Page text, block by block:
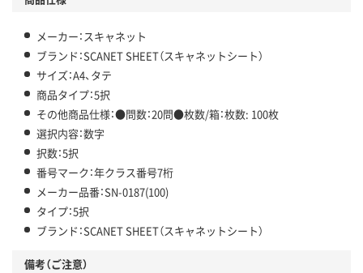
メーカー：スキャネット
ブランド：SCANET SHEET（スキャネットシート）
サイズ：A4、タテ
商品タイプ：5択
その他商品仕様：●問数：20問●枚数/箱：枚数: 100枚
選択内容：数字
択数：5択
番号マーク：年クラス番号7桁
メーカー品番：SN-0187(100)
タイプ：5択
ブランド：SCANET SHEET（スキャネットシート）
備考（ご注意）